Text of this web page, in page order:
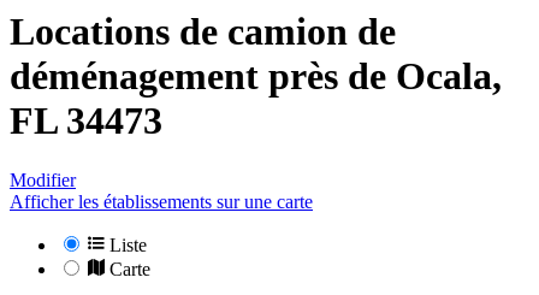
Locations de camion de
déménagement près de Ocala,
FL 34473
Modifier
Afficher les établissements sur une carte
Liste
Carte